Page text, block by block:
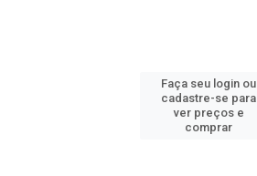
Faça seu login ou
cadastre-se para
ver preços e
comprar